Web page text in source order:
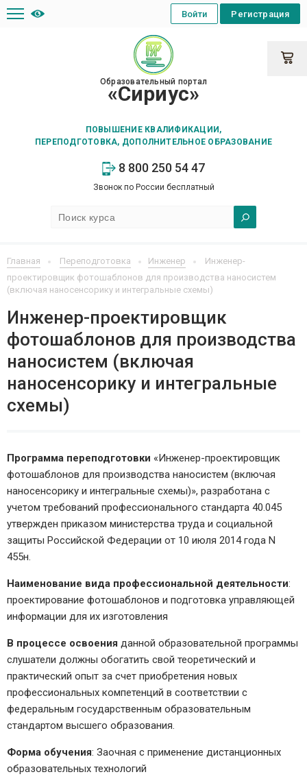
Образовательный портал
«Сириус»
ПОВЫШЕНИЕ КВАЛИФИКАЦИИ,
ПЕРЕПОДГОТОВКА, ДОПОЛНИТЕЛЬНОЕ ОБРАЗОВАНИЕ
8 800 250 54 47
Звонок по России бесплатный
Регистрация
Войти
Главная Переподготовка Инженер
Инженер-
проектировщик фотошаблонов для производства наносистем
(включая наносенсорику и интегральные схемы)
Инженер-проектировщик
фотошаблонов для производства
наносистем (включая
наносенсорику и интегральные
схемы)
Программа переподготовки «Инженер-проектировщик
фотошаблонов для производства наносистем (включая
наносенсорику и интегральные схемы)», разработана с
учетом требований профессионального стандарта 40.045
утвержден приказом министерства труда и социальной
защиты Российской Федерации от 10 июля 2014 года N
455н.
Наименование вида профессиональной деятельности:
проектирование фотошаблонов и подготовка управляющей
информации для их изготовления
В процессе освоения данной образовательной программы
слушатели должны обогатить свой теоретический и
практический опыт за счет приобретения новых
профессиональных компетенций в соответствии с
федеральным государственным образовательным
стандартом высшего образования.
Форма обучения: Заочная с применение дистанционных
образовательных технологий